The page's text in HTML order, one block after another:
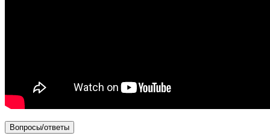
Вопросы/ответы